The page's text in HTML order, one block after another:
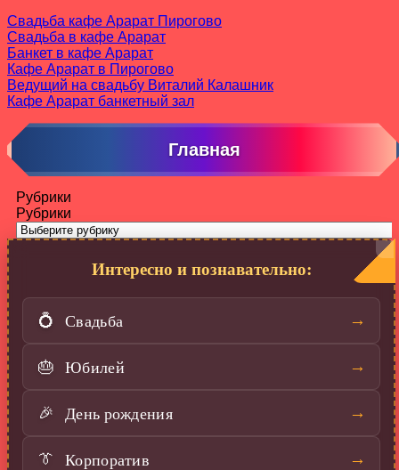
Свадьба кафе Арарат Пирогово
Свадьба в кафе Арарат
Банкет в кафе Арарат
Кафе Арарат в Пирогово
Ведущий на свадьбу Виталий Калашник
Кафе Арарат банкетный зал
Главная
Рубрики
Рубрики
Интересно и познавательно:
💍 Свадьба →
🎂 Юбилей →
🎉 День рождения →
👔 Корпоратив →